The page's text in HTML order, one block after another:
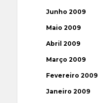
Junho 2009
Maio 2009
Abril 2009
Março 2009
Fevereiro 2009
Janeiro 2009